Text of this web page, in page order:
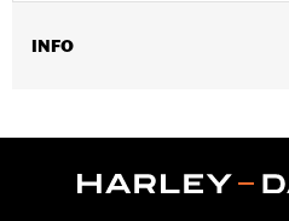
INFO
Screamin' Eagle Stage Upgrade: